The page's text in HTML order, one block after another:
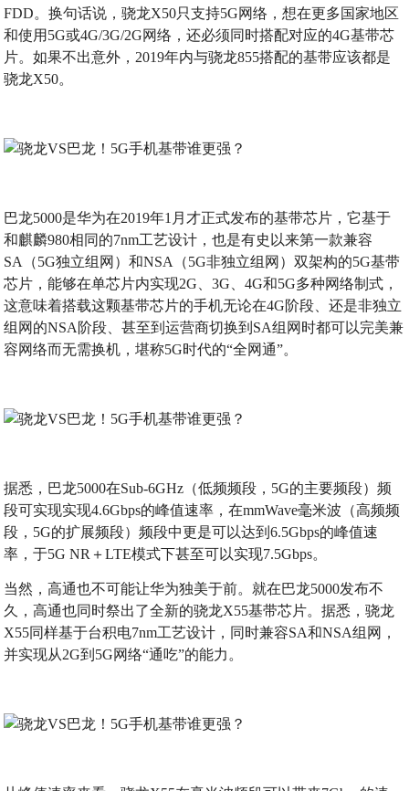
FDD。换句话说，骁龙X50只支持5G网络，想在更多国家地区
和使用5G或4G/3G/2G网络，还必须同时搭配对应的4G基带芯
片。如果不出意外，2019年内与骁龙855搭配的基带应该都是
骁龙X50。
巴龙5000是华为在2019年1月才正式发布的基带芯片，它基于
和麒麟980相同的7nm工艺设计，也是有史以来第一款兼容
SA（5G独立组网）和NSA（5G非独立组网）双架构的5G基带
芯片，能够在单芯片内实现2G、3G、4G和5G多种网络制式，
这意味着搭载这颗基带芯片的手机无论在4G阶段、还是非独立
组网的NSA阶段、甚至到运营商切换到SA组网时都可以完美兼
容网络而无需换机，堪称5G时代的“全网通”。
据悉，巴龙5000在Sub-6GHz（低频频段，5G的主要频段）频
段可实现实现4.6Gbps的峰值速率，在mmWave毫米波（高频频
段，5G的扩展频段）频段中更是可以达到6.5Gbps的峰值速
率，于5G NR＋LTE模式下甚至可以实现7.5Gbps。
当然，高通也不可能让华为独美于前。就在巴龙5000发布不
久，高通也同时祭出了全新的骁龙X55基带芯片。据悉，骁龙
X55同样基于台积电7nm工艺设计，同时兼容SA和NSA组网，
并实现从2G到5G网络“通吃”的能力。